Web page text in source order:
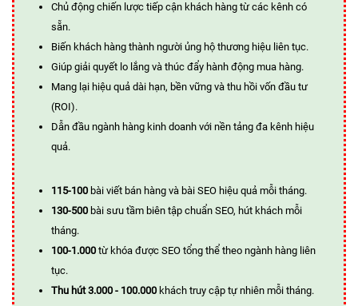
Chủ động chiến lược tiếp cận khách hàng từ các kênh có
sẵn.
Biến khách hàng thành người ủng hộ thương hiệu liên tục.
Giúp giải quyết lo lắng và thúc đẩy hành động mua hàng.
Mang lại hiệu quả dài hạn, bền vững và thu hồi vốn đầu tư
(ROI).
Dẫn đầu ngành hàng kinh doanh với nền tảng đa kênh hiệu
quả.
115-100 bài viết bán hàng và bài SEO hiệu quả mỗi tháng.
130-500 bài sưu tầm biên tập chuẩn SEO, hút khách mỗi
tháng.
100-1.000 từ khóa được SEO tổng thể theo ngành hàng liên
tục.
Thu hút 3.000 - 100.000 khách truy cập tự nhiên mỗi tháng.